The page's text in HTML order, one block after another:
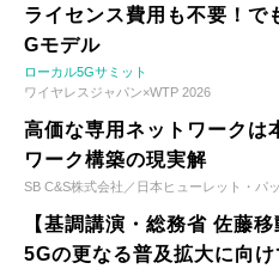
ライセンス費用も不要！
Gモデル
ローカル5Gサミット
ワイヤレスジャパン×WTP 2026
高価な専用ネットワークは
ワーク構築の現実解
SB C&S株式会社／日本ヒューレット・パ
【基調講演・総務省 佐藤
5Gの更なる普及拡大に向け